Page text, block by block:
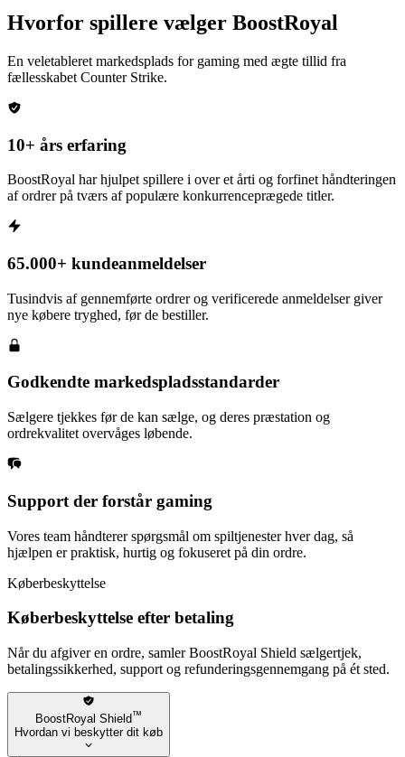
Hvorfor spillere vælger BoostRoyal
En veletableret markedsplads for gaming med ægte tillid fra
fællesskabet Counter Strike.
10+ års erfaring
BoostRoyal har hjulpet spillere i over et årti og forfinet håndteringen
af ordrer på tværs af populære konkurrenceprægede titler.
65.000+ kundeanmeldelser
Tusindvis af gennemførte ordrer og verificerede anmeldelser giver
nye købere tryghed, før de bestiller.
Godkendte markedspladsstandarder
Sælgere tjekkes før de kan sælge, og deres præstation og
ordrekvalitet overvåges løbende.
Support der forstår gaming
Vores team håndterer spørgsmål om spiltjenester hver dag, så
hjælpen er praktisk, hurtig og fokuseret på din ordre.
Køberbeskyttelse
Køberbeskyttelse efter betaling
Når du afgiver en ordre, samler BoostRoyal Shield sælgertjek,
betalingssikkerhed, support og refunderingsgennemgang på ét sted.
BoostRoyal Shield™
Hvordan vi beskytter dit køb